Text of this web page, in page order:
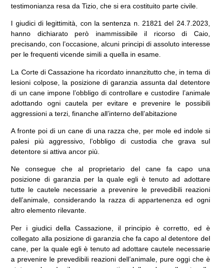
testimonianza resa da Tizio, che si era costituito parte civile.
I giudici di legittimità, con la sentenza n. 21821 del 24.7.2023,
hanno dichiarato però inammissibile il ricorso di Caio,
precisando, con l’occasione, alcuni principi di assoluto interesse
per le frequenti vicende simili a quella in esame.
La Corte di Cassazione ha ricordato innanzitutto che, in tema di
lesioni colpose, la posizione di garanzia assunta dal detentore
di un cane impone l’obbligo di controllare e custodire l’animale
adottando ogni cautela per evitare e prevenire le possibili
aggressioni a terzi, finanche all’interno dell’abitazione
A fronte poi di un cane di una razza che, per mole ed indole si
palesi più aggressivo, l’obbligo di custodia che grava sul
detentore si attiva ancor più.
Ne consegue che al proprietario del cane fa capo una
posizione di garanzia per la quale egli è tenuto ad adottare
tutte le cautele necessarie a prevenire le prevedibili reazioni
dell’animale, considerando la razza di appartenenza ed ogni
altro elemento rilevante.
Per i giudici della Cassazione, il principio è corretto, ed è
collegato alla posizione di garanzia che fa capo al detentore del
cane, per la quale egli è tenuto ad adottare cautele necessarie
a prevenire le prevedibili reazioni dell’animale, pure oggi che è